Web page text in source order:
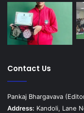
Contact Us
Pankaj Bhargavava
Address: Kandoli, Lane